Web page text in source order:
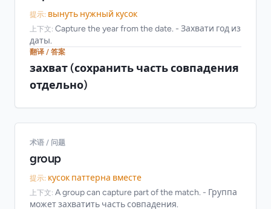
提示: вынуть нужный кусок
上下文: Capture the year from the date. - Захвати год из
даты.
翻译 / 答案
захват (сохранить часть совпадения
отдельно)
术语 / 问题
group
提示: кусок паттерна вместе
上下文: A group can capture part of the match. - Группа
может захватить часть совпадения.